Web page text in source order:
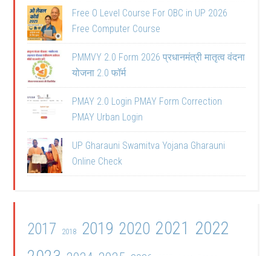
Free O Level Course For OBC in UP 2026
Free Computer Course
PMMVY 2.0 Form 2026 प्रधानमंत्री मातृत्व वंदना
योजना 2.0 फॉर्म
PMAY 2.0 Login PMAY Form Correction
PMAY Urban Login
UP Gharauni Swamitva Yojana Gharauni
Online Check
2017 2018 2019 2020 2021 2022